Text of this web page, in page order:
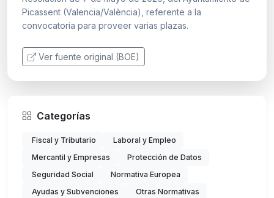
Picassent (Valencia/València), referente a la
convocatoria para proveer varias plazas.
Ver fuente original (BOE)
Categorías
Fiscal y Tributario
Laboral y Empleo
Mercantil y Empresas
Protección de Datos
Seguridad Social
Normativa Europea
Ayudas y Subvenciones
Otras Normativas